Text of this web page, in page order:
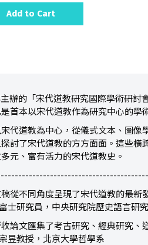
Add to Cart
辦的「宋代道教研究國際學術研
首本以宋代道教作為研究中心的學
代道教為中心，從儀式文本、圖像
討了宋代道教的方方面面。這些
元、富有活力的宋代道教史。
從不同角度呈現了宋代道教的最
研究員，中央研究院歷史語言研
論文匯集了考古研究、經典研究
昱教授，北京大學哲學系